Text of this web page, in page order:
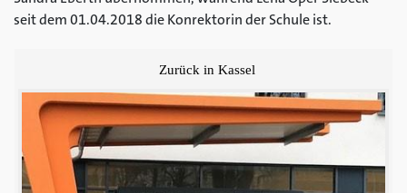
seit dem 01.04.2018 die Konrektorin der Schule ist.
Zurück in Kassel